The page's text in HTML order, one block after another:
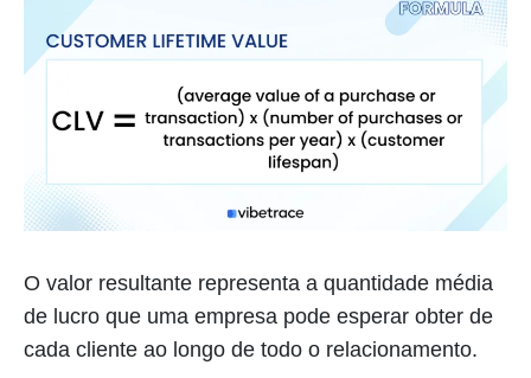
O valor resultante representa a quantidade média
de lucro que uma empresa pode esperar obter de
cada cliente ao longo de todo o relacionamento.